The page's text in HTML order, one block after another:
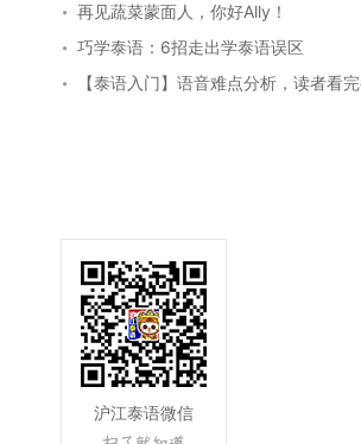
再见蔬菜蒙面人，你好Ally！
巧学泰语：6招走出学泰语误区
【泰语入门】语音难点分析，读者看
沪江泰语微信